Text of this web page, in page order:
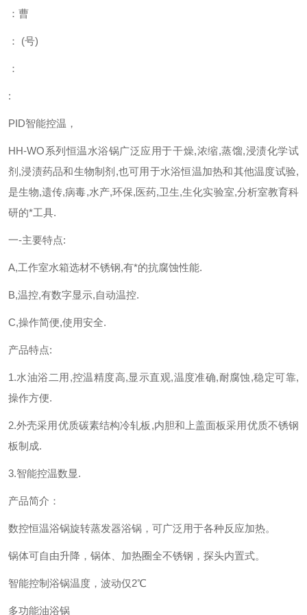
：曹
： (号)
：
:
PID智能控温，
HH-WO系列恒温水浴锅广泛应用于干燥,浓缩,蒸馏,浸渍化学试
剂,浸渍药品和生物制剂,也可用于水浴恒温加热和其他温度试验,
是生物,遗传,病毒,水产,环保,医药,卫生,生化实验室,分析室教育科
研的*工具.
一-主要特点:
A,工作室水箱选材不锈钢,有*的抗腐蚀性能.
B,温控,有数字显示,自动温控.
C,操作简便,使用安全.
产品特点:
1.水油浴二用,控温精度高,显示直观,温度准确,耐腐蚀,稳定可靠,
操作方便.
2.外壳采用优质碳素结构冷轧板,内胆和上盖面板采用优质不锈钢
板制成.
3.智能控温数显.
产品简介：
数控恒温浴锅旋转蒸发器浴锅，可广泛用于各种反应加热。
锅体可自由升降，锅体、加热圈全不锈钢，探头内置式。
智能控制浴锅温度，波动仅2℃
多功能油浴锅